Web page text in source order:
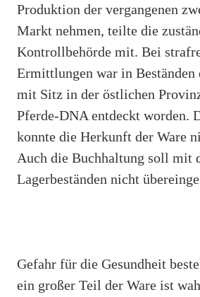
Produktion der vergangenen
Markt nehmen, teilte die
Kontrollbehörde mit. Bei
Ermittlungen war in Beständen
mit Sitz in der östlichen
Pferde-DNA entdeckt worden.
konnte die Herkunft der Ware
Auch die Buchhaltung soll mit
Lagerbeständen nicht
Gefahr für die Gesundheit
ein großer Teil der Ware ist